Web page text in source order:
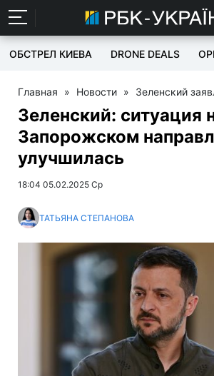
ОБСТРЕЛ КИЕВА DRONE DEALS
Главная » Новости » Зеленский
Зеленский: ситуация
Запорожском
улучшилась
18:04 05.02.2025 Ср
ТАТЬЯНА СТЕПАНОВА